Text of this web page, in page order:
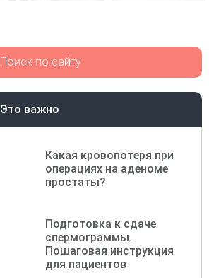
Поиск по сайту
Это важно
Какая кровопотеря при
операциях на аденоме
простаты?
Подготовка к сдаче
спермограммы.
Пошаговая инструкция
для пациентов